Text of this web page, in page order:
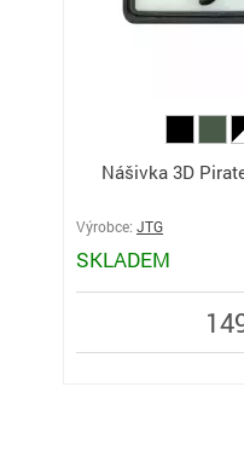
Nášivka 3D
Výrobce: JTG
SKLADEM